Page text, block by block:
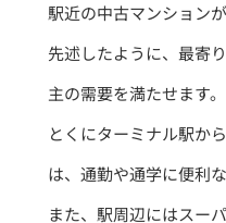
駅近の中古マンション
先述したように、最寄
主の需要を満たせます。
とくにターミナル駅か
は、通勤や通学に便利
また、駅周辺にはスー